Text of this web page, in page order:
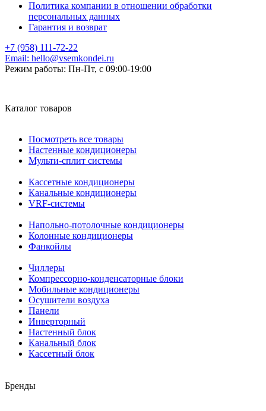
Политика компании в отношении обработки
персональных данных
Гарантия и возврат
+7 (958) 111-72-22
Email: hello@vsemkondei.ru
Режим работы: Пн-Пт, с 09:00-19:00
Каталог товаров
Посмотреть все товары
Настенные кондиционеры
Мульти-сплит системы
Кассетные кондиционеры
Канальные кондиционеры
VRF-системы
Напольно-потолочные кондиционеры
Колонные кондиционеры
Фанкойлы
Чиллеры
Компрессорно-конденсаторные блоки
Мобильные кондиционеры
Осушители воздуха
Панели
Инверторный
Настенный блок
Канальный блок
Кассетный блок
Бренды